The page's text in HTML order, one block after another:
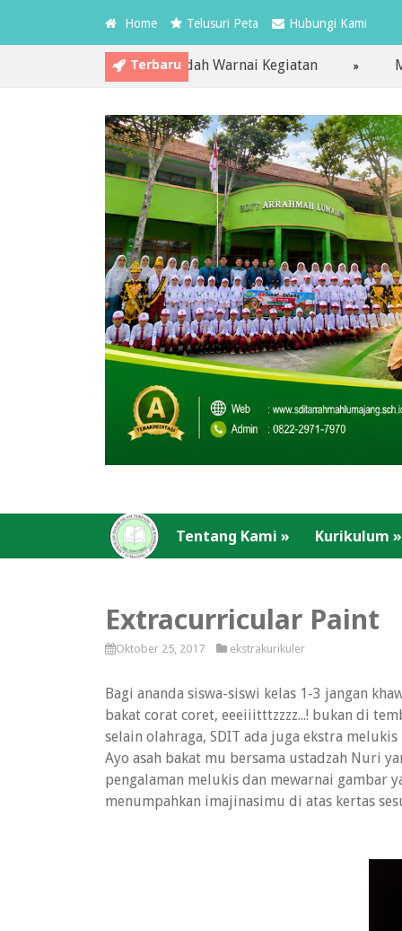
Home Telusuri Peta Hubungi Kami
Terbaru
Pembiasaan Ibadah Warnai Kegiatan MPLS
Tentang Kami » Kurikulum »
Extracurricular Paint
Oktober 25, 2017 ekstrakurikuler
Bagi ananda siswa-siswi kelas 1-3 jangan
bakat corat coret, eeeiiitttzzzz...! bukan di
selain olahraga, SDIT ada juga ekstra melukis
Ayo asah bakat mu bersama ustadzah Nuri
pengalaman melukis dan mewarnai gambar
menumpahkan imajinasimu di atas kertas